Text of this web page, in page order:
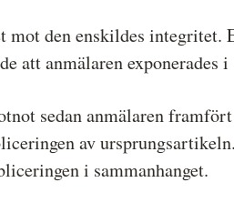
den enskildes
att anmälaren exponerades i
sedan anmälaren
av
i sammanhanget.